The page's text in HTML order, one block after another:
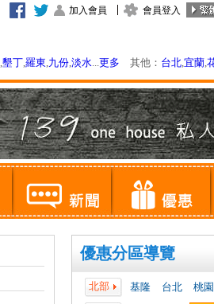
加入會員 會員登入
,墾丁,羅東,九份,淡水...更多 其他： 台北,宜蘭,
優惠分區導覽
北部 基隆 台北 桃園